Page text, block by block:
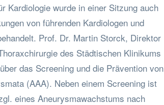
Kardiologie wurde in einer Sitzung auch
von führenden Kardiologen und
Prof. Dr. Martin Storck, Direktor
des Städtischen Klinikums
das Screening und die Prävention von
(AAA). Neben einem Screening ist
eines Aneurysmawachstums nach